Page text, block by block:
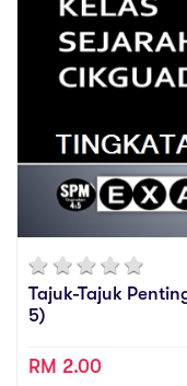
Tajuk-Tajuk
5)
RM 2.00